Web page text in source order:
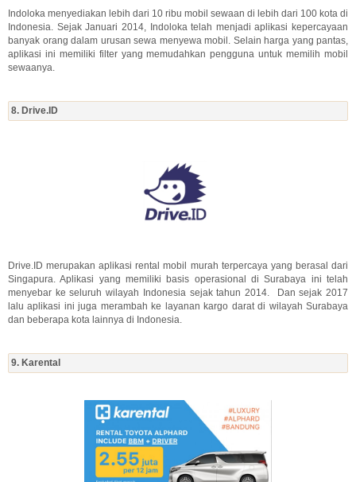
Indoloka menyediakan lebih dari 10 ribu mobil sewaan di lebih dari 100 kota di
Indonesia. Sejak Januari 2014, Indoloka telah menjadi aplikasi kepercayaan
banyak orang dalam urusan sewa menyewa mobil. Selain harga yang pantas,
aplikasi ini memiliki filter yang memudahkan pengguna untuk memilih mobil
sewaanya.
8. Drive.ID
Drive.ID merupakan aplikasi rental mobil murah terpercaya yang berasal dari
Singapura. Aplikasi yang memiliki basis operasional di Surabaya ini telah
menyebar ke seluruh wilayah Indonesia sejak tahun 2014. Dan sejak 2017
lalu aplikasi ini juga merambah ke layanan kargo darat di wilayah Surabaya
dan beberapa kota lainnya di Indonesia.
9. Karental